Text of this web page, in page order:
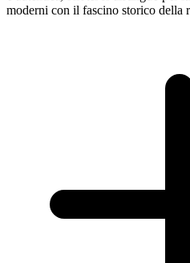
moderni con il fascino storico della